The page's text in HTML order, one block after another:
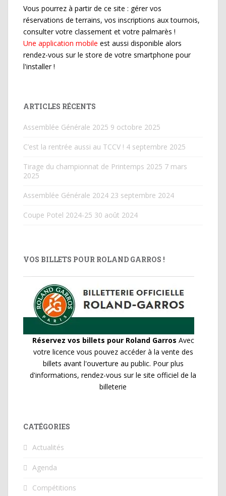
Vous pourrez à partir de ce site : gérer vos
réservations de terrains, vos inscriptions aux tournois,
consulter votre classement et votre palmarès !
Une application mobile est aussi disponible alors
rendez-vous sur le store de votre smartphone pour
l'installer !
ARTICLES RÉCENTS
Assemblée Générale 2025 9 octobre 2025
C’est la rentrée aussi au TCCV ! 4 septembre 2025
Tirage du championnat de Printemps 2025 7 mars
2025
Assemblée Générale 2024 23 septembre 2024
Coupe Potel 2024-25 30 août 2024
VOS BILLETS POUR ROLAND GARROS !
Réservez vos billets pour Roland Garros Avec
votre licence vous pouvez accéder à la vente des
billets avant l'ouverture au public. Pour plus
d'informations, rendez-vous sur le site officiel de la
billeterie
CATÉGORIES
Actualités
Agenda
Compétitions